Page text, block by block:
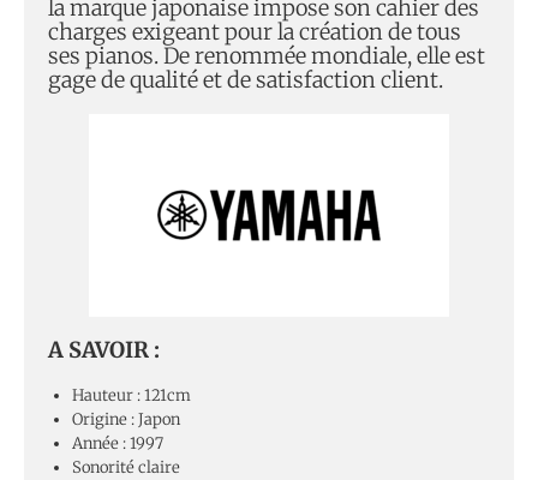
la marque japonaise impose son cahier des
charges exigeant pour la création de tous
ses pianos. De renommée mondiale, elle est
gage de qualité et de satisfaction client.
A SAVOIR :
Hauteur : 121cm
Origine : Japon
Année : 1997
Sonorité claire